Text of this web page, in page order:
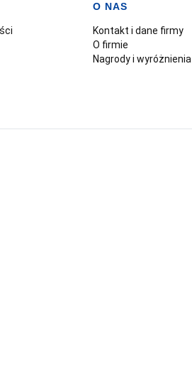
O NAS
Kontakt i dane firmy
O firmie
Nagrody i wyróżnienia